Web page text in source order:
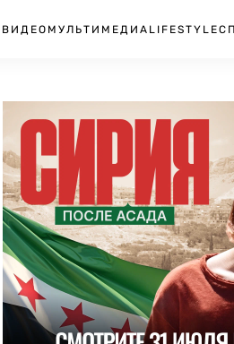
ВИДЕО МУЛЬТИМЕДИА LIFESTYLE